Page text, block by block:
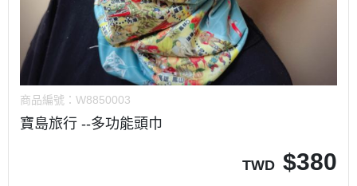
商品編號： W8850003
寶島旅行 --多功能頭巾
TWD $380